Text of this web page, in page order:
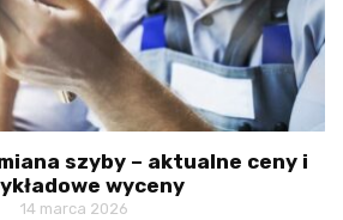
szyby – aktualne ceny i
wyceny
14 marca 2026